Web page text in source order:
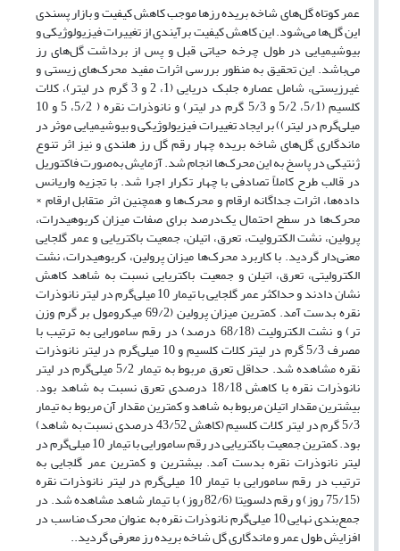
عمر کوتاه گل‌های شاخه بریده رزها موجب کاهش کیفیت و بازار پسندی
این گل‌ها می‌شود. این کاهش کیفیت برآیندی از تغییرات فیزیولوژیکی و
بیوشیمیایی در طول چرخه حیاتی قبل و پس از برداشت گل‌های رز
می‌باشد. این تحقیق به منظور بررسی اثرات مفید محرک‌های زیستی و
غیرزیستی، شامل عصاره جلبک دریایی (1، 2 و 3 گرم در لیتر)، کلات
کلسیم (5/1، 5/2 و 5/3 گرم در لیتر) و نانو‌ذرات نقره ( 5/2، 5 و 10
میلی‌گرم در لیتر)) بر ایجاد تغییرات فیزیولوژیکی و بیوشیمیایی موثر در
ماندگاری گل‌های شاخه بریده چهار رقم گل رز هلندی و نیز اثر تنوع
ژنتیکی در پاسخ به این محرک‌ها انجام شد. آزمایش به‌صورت فاکتوریل
در قالب طرح کاملاً تصادفی با چهار تکرار اجرا شد. با تجزیه واریانس
داده‌ها، اثرات جداگانه ارقام و محرک‌ها و همچنین اثر متقابل ارقام ×
محرک‌ها در سطح احتمال یک‌درصد برای صفات میزان کربوهیدرات،
پرولین، نشت الکترولیت، تعرق، اتیلن، جمعیت باکتریایی و عمر گلجایی
معنی‌دار گردید. با کاربرد محرک‌ها میزان پرولین، کربوهیدرات، نشت
الکترولیتی، تعرق، اتیلن و جمعیت باکتریایی نسبت به شاهد کاهش
نشان دادند و حداکثر عمر گلجایی با تیمار 10 میلی‌گرم در لیتر نانوذرات
نقره بدست آمد. کمترین میزان پرولین (69/2 میکرومول بر گرم وزن
تر) و نشت الکترولیت (68/18 درصد) در رقم سامورایی به ترتیب با
مصرف 5/3 گرم در لیتر کلات کلسیم و 10 میلی‌گرم در لیتر نانوذرات
نقره مشاهده شد. حداقل تعرق مربوط به تیمار 5/2 میلی‌گرم در لیتر
نانوذرات نقره با کاهش 18/18 درصدی تعرق نسبت به شاهد بود.
بیشترین مقدار اتیلن مربوط به شاهد و کمترین مقدار آن مربوط به تیمار
5/3 گرم در لیتر کلات کلسیم (کاهش 43/52 درصدی نسبت به شاهد)
بود. کمترین جمعیت باکتریایی در رقم سامورایی با تیمار 10 میلی‌گرم در
لیتر نانوذرات نقره بدست آمد. بیشترین و کمترین عمر گلجایی به
ترتیب در رقم سامورایی با تیمار 10 میلی‌گرم در لیتر نانوذرات نقره
(75/15 روز) و رقم دلسویتا (82/6 روز) با تیمار شاهد مشاهده شد. در
جمع‌بندی نهایی 10 میلی‌گرم نانوذرات نقره به عنوان محرک مناسب در
افزایش طول عمر و ماندگاری گل شاخه بریده رز معرفی گردید..